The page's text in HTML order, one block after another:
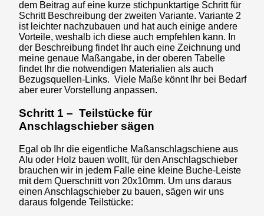
dem Beitrag auf eine kurze stichpunktartige Schritt für
Schritt Beschreibung der zweiten Variante. Variante 2
ist leichter nachzubauen und hat auch einige andere
Vorteile, weshalb ich diese auch empfehlen kann. In
der Beschreibung findet Ihr auch eine Zeichnung und
meine genaue Maßangabe, in der oberen Tabelle
findet Ihr die notwendigen Materialien als auch
Bezugsquellen-Links. Viele Maße könnt Ihr bei Bedarf
aber eurer Vorstellung anpassen.
Schritt 1 – Teilstücke für
Anschlagschieber sägen
Egal ob Ihr die eigentliche Maßanschlagschiene aus
Alu oder Holz bauen wollt, für den Anschlagschieber
brauchen wir in jedem Falle eine kleine Buche-Leiste
mit dem Querschnitt von 20x10mm. Um uns daraus
einen Anschlagschieber zu bauen, sägen wir uns
daraus folgende Teilstücke: